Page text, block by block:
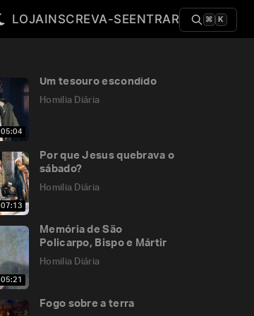
LOJAINSCREVA-SEENTRAR ⌘ K
05:04
Um tesouro escondido
Homilia Diária
07:13
Por que Jesus quebrava o
sábado?
Homilia Diária
05:21
Memória de São
Policarpo, Bispo e Mártir
Homilia Diária
Fogo sobre a terra